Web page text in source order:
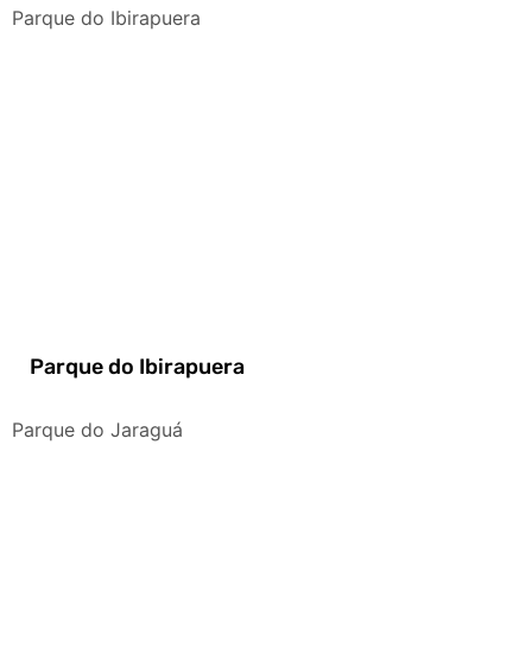
Parque do Ibirapuera
Parque do Ibirapuera
Parque do Jaraguá